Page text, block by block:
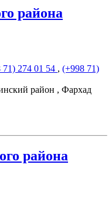
района
71) 274 01 54 , (+998 71)
район , Фархад
района